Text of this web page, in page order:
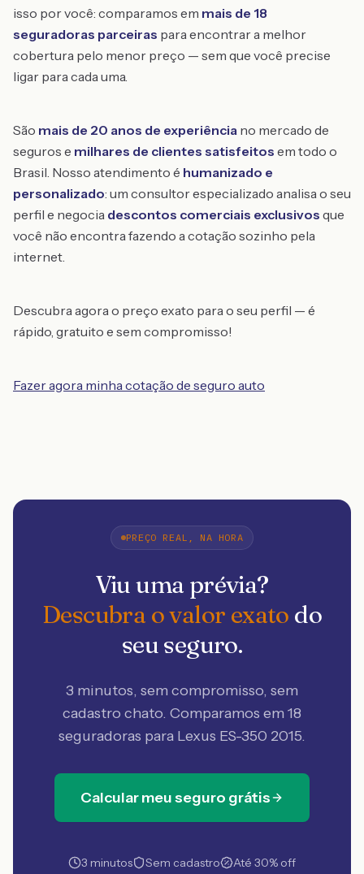
isso por você: comparamos em mais de 18
seguradoras parceiras para encontrar a melhor
cobertura pelo menor preço — sem que você precise
ligar para cada uma.
São mais de 20 anos de experiência no mercado de
seguros e milhares de clientes satisfeitos em todo o
Brasil. Nosso atendimento é humanizado e
personalizado: um consultor especializado analisa o seu
perfil e negocia descontos comerciais exclusivos que
você não encontra fazendo a cotação sozinho pela
internet.
Descubra agora o preço exato para o seu perfil — é
rápido, gratuito e sem compromisso!
Fazer agora minha cotação de seguro auto
PREÇO REAL, NA HORA
Viu uma prévia?
Descubra o valor exato do
seu seguro.
3 minutos, sem compromisso, sem
cadastro chato. Comparamos em 18
seguradoras para Lexus ES-350 2015.
Calcular meu seguro grátis
3 minutos Sem cadastro Até 30% off